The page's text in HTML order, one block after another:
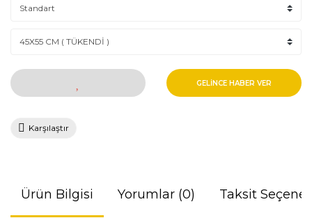
GELİNCE HABER VER
Karşılaştır
Ürün Bilgisi Yorumlar (0) Taksit